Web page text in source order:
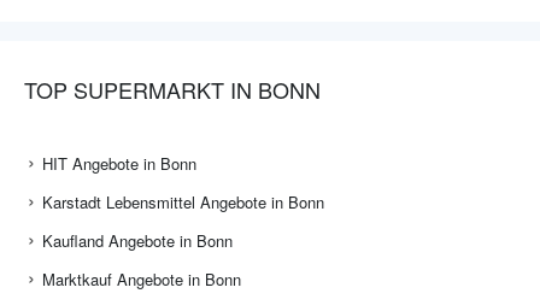
TOP SUPERMARKT IN BONN
HIT Angebote in Bonn
Karstadt Lebensmittel Angebote in Bonn
Kaufland Angebote in Bonn
Marktkauf Angebote in Bonn